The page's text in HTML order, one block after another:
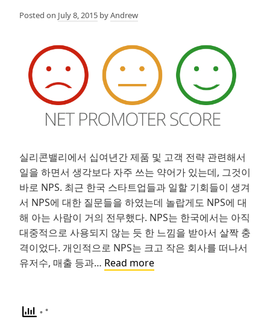
Posted on July 8, 2015 byAndrew
실리콘밸리에서 십여년간 제품 및 고객 전략 관련해서
일을 하면서 생각보다 자주 쓰는 약어가 있는데, 그것이
바로 NPS. 최근 한국 스타트업들과 일할 기회들이 생겨
서 NPS에 대한 질문들을 하였는데 놀랍게도 NPS에 대
해 아는 사람이 거의 전무했다. NPS는 한국에서는 아직
대중적으로 사용되지 않는 듯 한 느낌을 받아서 살짝 충
격이었다. 개인적으로 NPS는 크고 작은 회사를 떠나서
유저수, 매출 등과… Read more성